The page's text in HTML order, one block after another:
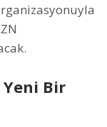
Bir